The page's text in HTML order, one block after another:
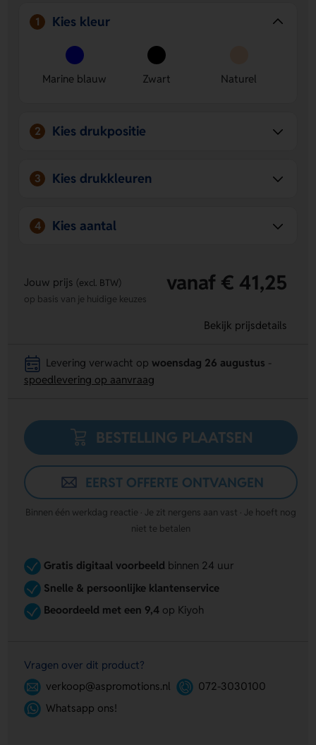
eigen ontwerp aanbrengen voor een herkenbare
uitstraling.
Comfortabel formaat
- Met 140x25 cm draag je de sjaal
prettig en warm.
Keuze uit drie kleuren
- Marine blauw, Zwart en Naturel
1 Kies kleur
Marine blauw Zwart Naturel
2 Kies drukpositie
3 Kies drukkleuren
4 Kies aantal
Jouw prijs (excl. BTW) vanaf € 41,25
op basis van je huidige keuzes
Bekijk prijsdetails
Levering verwacht op woensdag 26 augustus
spoedlevering op aanvraag
BESTELLING PLAATSEN
EERST OFFERTE ONTVANGEN
Binnen één werkdag reactie · Je zit nergens aan vast · Je hoeft nog
niet te betalen
Gratis digitaal voorbeeld binnen 24 uur
Snelle & persoonlijke klantenservice
Beoordeeld met een 9,4op Kiyoh
Vragen over dit product?
verkoop@aspromotions.nl
072-3030100
Whatsapp ons!